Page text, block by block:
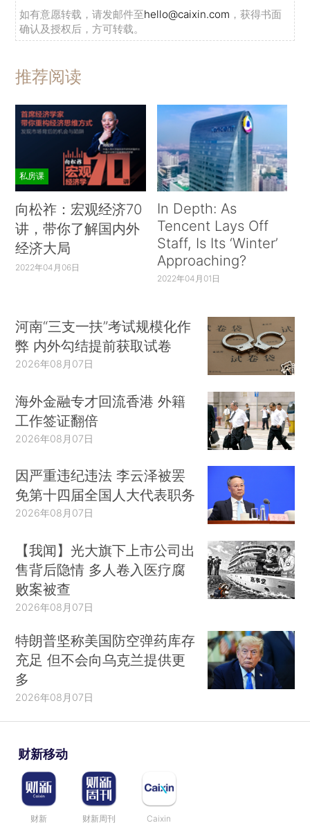
如有意愿转载，请发邮件至hello@caixin.com ，获得书面
确认及授权后，方可转载。
推荐阅读
私房课
向松祚：宏观经济70
讲，带你了解国内外
经济大局
2022年04月06日
In Depth: As
Tencent Lays Off
Staff, Is Its ‘Winter’
Approaching?
2022年04月01日
河南“三支一扶”考试规模化作
弊 内外勾结提前获取试卷
2026年08月07日
海外金融专才回流香港 外籍
工作签证翻倍
2026年08月07日
因严重违纪违法 李云泽被罢
免第十四届全国人大代表职务
2026年08月07日
【我闻】光大旗下上市公司出
售背后隐情 多人卷入医疗腐
败案被查
2026年08月07日
特朗普坚称美国防空弹药库存
充足 但不会向乌克兰提供更
多
2026年08月07日
财新移动
财新 财新周刊 Caixin